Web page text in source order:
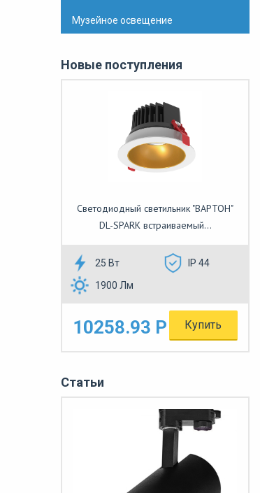
Музейное освещение
Новые поступления
Светодиодный светильник "ВАРТОН"
DL-SPARK встраиваемый...
25 Вт
IP 44
1900 Лм
10258.93 Р Купить
Статьи